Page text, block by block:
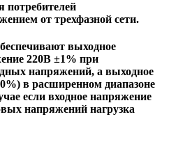
потребителей
от трехфазной сети.
выходное
220В ±1% при
напряжений, а выходное
в расширенном диапазоне
если входное напряжение
напряжений нагрузка